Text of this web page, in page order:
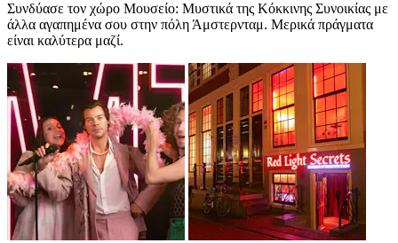
Συνδύασε τον χώρο Μουσείο: Μυστικά της Κόκκινης Συνοικίας με
άλλα αγαπημένα σου στην πόλη Άμστερνταμ. Μερικά πράγματα
είναι καλύτερα μαζί.